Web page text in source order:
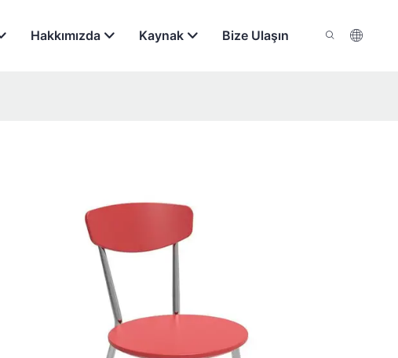
Hakkımızda Kaynak Bize Ulaşın